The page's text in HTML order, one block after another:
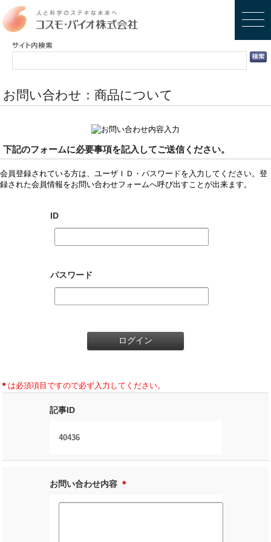
お問い合わせ：商品について
下記のフォームに必要事項を記入してご送信ください。
会員登録されている方は、ユーザＩＤ・パスワードを入力してください。登
録された会員情報をお問い合わせフォームへ呼び出すことが出来ます。
ID
パスワード
＊ は必須項目ですので必ず入力してください。
記事ID
40436
お問い合わせ内容 ＊